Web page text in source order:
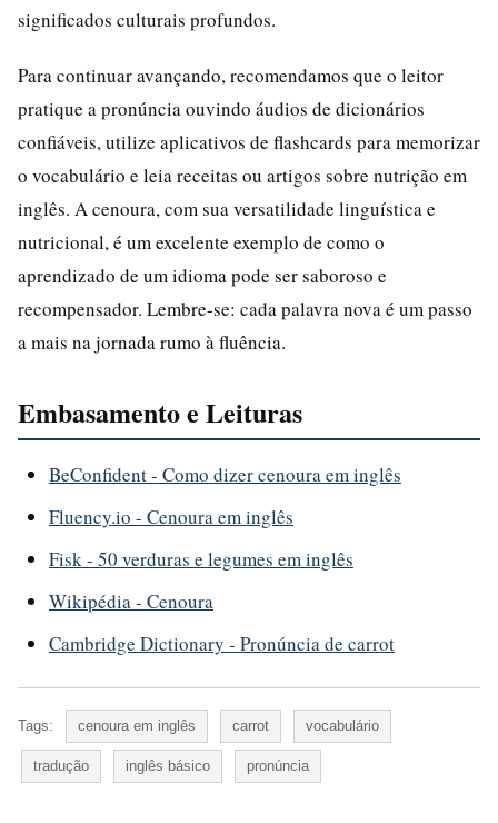
significados culturais profundos.
Para continuar avançando, recomendamos que o leitor
pratique a pronúncia ouvindo áudios de dicionários
confiáveis, utilize aplicativos de flashcards para memorizar
o vocabulário e leia receitas ou artigos sobre nutrição em
inglês. A cenoura, com sua versatilidade linguística e
nutricional, é um excelente exemplo de como o
aprendizado de um idioma pode ser saboroso e
recompensador. Lembre-se: cada palavra nova é um passo
a mais na jornada rumo à fluência.
Embasamento e Leituras
BeConfident - Como dizer cenoura em inglês
Fluency.io - Cenoura em inglês
Fisk - 50 verduras e legumes em inglês
Wikipédia - Cenoura
Cambridge Dictionary - Pronúncia de carrot
Tags: cenoura em inglês carrot vocabulário
tradução inglês básico pronúncia